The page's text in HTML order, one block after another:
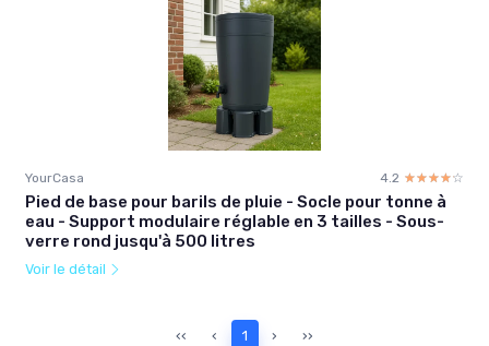
YourCasa 4.2 ☆☆☆☆☆
★★★★★
Pied de base pour barils de pluie - Socle pour tonne à
eau - Support modulaire réglable en 3 tailles - Sous-
verre rond jusqu'à 500 litres
Voir le détail
‹‹ ‹ 1 › ››